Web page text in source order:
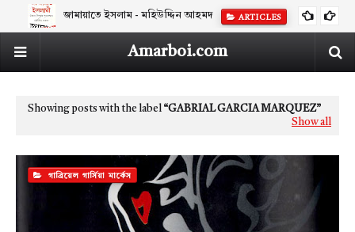
জামায়াতে ইসলাম - মহিউদ্দিন আহমদ ARTICLES
Amarboi.com
Showing posts with the label
GABRIAL GARCIA MARQUEZ
Show all
গাব্রিয়েল গার্সিয়া মার্কেস